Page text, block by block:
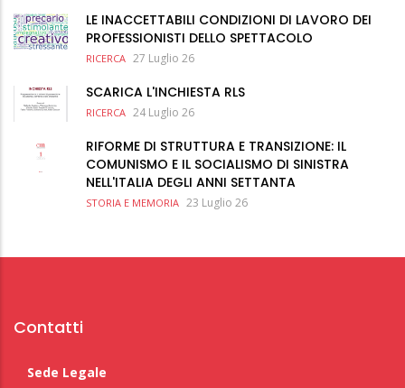
LE INACCETTABILI CONDIZIONI DI LAVORO DEI
PROFESSIONISTI DELLO SPETTACOLO
RICERCA 27 Luglio 26
SCARICA L'INCHIESTA RLS
RICERCA 24 Luglio 26
RIFORME DI STRUTTURA E TRANSIZIONE: IL
COMUNISMO E IL SOCIALISMO DI SINISTRA
NELL'ITALIA DEGLI ANNI SETTANTA
STORIA E MEMORIA 23 Luglio 26
Contatti
Sede Legale